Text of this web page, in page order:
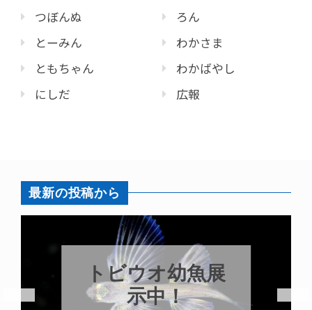
つぼんぬ
とーみん
ともちゃん
にしだ
ろん
わかさま
わかばやし
広報
最新の投稿から
トビウオ幼魚展
示中！